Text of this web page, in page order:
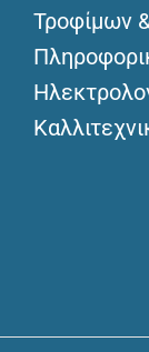
Τροφίμων